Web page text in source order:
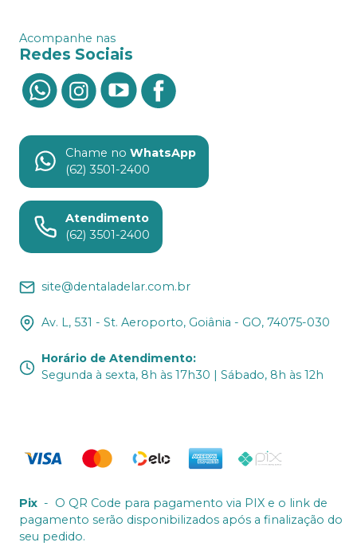
Acompanhe nas
Redes Sociais
Chame no WhatsApp
(62) 3501-2400
Atendimento
(62) 3501-2400
site@dentaladelar.com.br
Av. L, 531 - St. Aeroporto, Goiânia - GO, 74075-030
Horário de Atendimento:
Segunda à sexta, 8h às 17h30 | Sábado, 8h às 12h
Pix - O QR Code para pagamento via PIX e o link de
pagamento serão disponibilizados após a finalização do
seu pedido.